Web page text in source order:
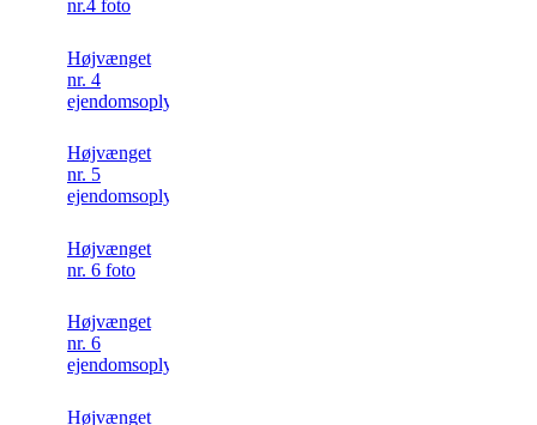
nr.4 foto
Højvænget
nr. 4
ejendomsoplysning
Højvænget
nr. 5
ejendomsoplysning
Højvænget
nr. 6 foto
Højvænget
nr. 6
ejendomsoplysning
Højvænget